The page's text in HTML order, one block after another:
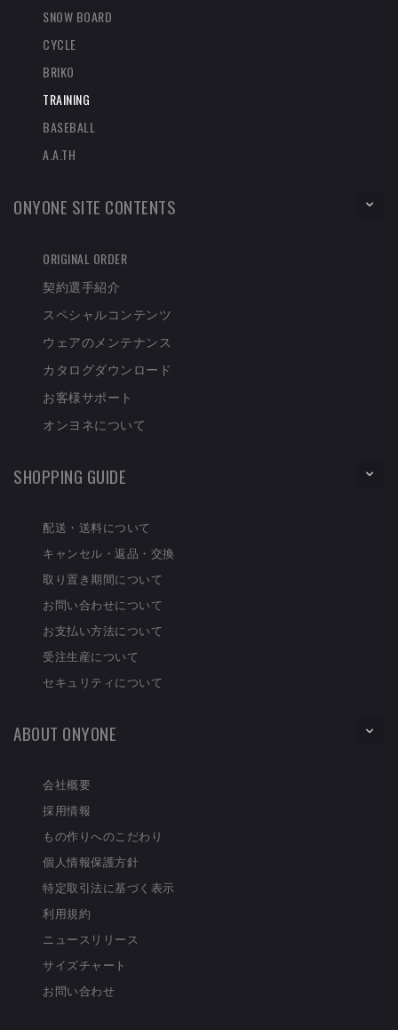
SNOW BOARD
CYCLE
BRIKO
TRAINING
BASEBALL
A.A.TH
ONYONE SITE CONTENTS
ORIGINAL ORDER
契約選手紹介
スペシャルコンテンツ
ウェアのメンテナンス
カタログダウンロード
お客様サポート
オンヨネについて
SHOPPING GUIDE
配送・送料について
キャンセル・返品・交換
取り置き期間について
お問い合わせについて
お支払い方法について
受注生産について
セキュリティについて
ABOUT ONYONE
会社概要
採用情報
もの作りへのこだわり
個人情報保護方針
特定取引法に基づく表示
利用規約
ニュースリリース
サイズチャート
お問い合わせ